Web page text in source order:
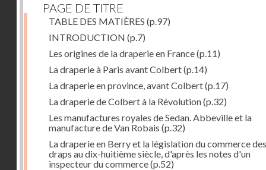
PAGE DE TITRE
TABLE DES MATIÈRES (p.97)
INTRODUCTION (p.7)
Les origines de la draperie en France(p.11)
La draperie à Paris avant Colbert(p.14)
La draperie en province, avant Colbert(p.17)
La draperie de Colbert à la Révolution(p.32)
Les manufactures royales de Sedan. Abbeville et la
manufacture de Van Robais (p.32)
La draperie en Berry et la législation du commerce des
draps au dix-huitième siècle, d'après les notes d'un
inspecteur du commerce(p.52)